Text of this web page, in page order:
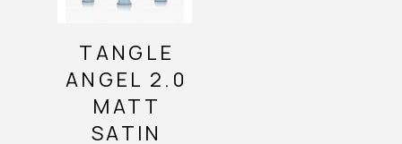
TANGLE
ANGEL 2.0
MATT
SATIN